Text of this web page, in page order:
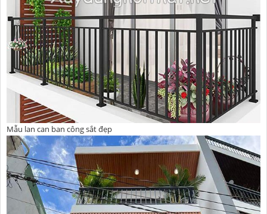
Mẫu lan can ban công sắt đẹp